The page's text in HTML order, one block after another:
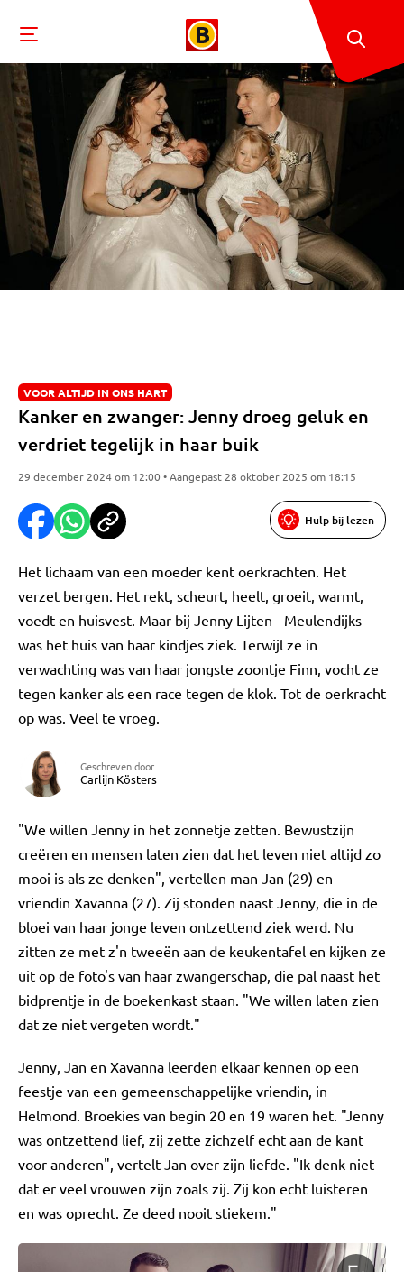
VOOR ALTIJD IN ONS HART
Kanker en zwanger: Jenny droeg geluk en
verdriet tegelijk in haar buik
29 december 2024 om 12:00 • Aangepast 28 oktober 2025 om 18:15
Hulp bij lezen
Het lichaam van een moeder kent oerkrachten. Het
verzet bergen. Het rekt, scheurt, heelt, groeit, warmt,
voedt en huisvest. Maar bij Jenny Lijten - Meulendijks
was het huis van haar kindjes ziek. Terwijl ze in
verwachting was van haar jongste zoontje Finn, vocht ze
tegen kanker als een race tegen de klok. Tot de oerkracht
op was. Veel te vroeg.
Geschreven door
Carlijn Kösters
"We willen Jenny in het zonnetje zetten. Bewustzijn
creëren en mensen laten zien dat het leven niet altijd zo
mooi is als ze denken", vertellen man Jan (29) en
vriendin Xavanna (27). Zij stonden naast Jenny, die in de
bloei van haar jonge leven ontzettend ziek werd. Nu
zitten ze met z'n tweeën aan de keukentafel en kijken ze
uit op de foto's van haar zwangerschap, die pal naast het
bidprentje in de boekenkast staan. "We willen laten zien
dat ze niet vergeten wordt."
Jenny, Jan en Xavanna leerden elkaar kennen op een
feestje van een gemeenschappelijke vriendin, in
Helmond. Broekies van begin 20 en 19 waren het. "Jenny
was ontzettend lief, zij zette zichzelf echt aan de kant
voor anderen", vertelt Jan over zijn liefde. "Ik denk niet
dat er veel vrouwen zijn zoals zij. Zij kon echt luisteren
en was oprecht. Ze deed nooit stiekem."